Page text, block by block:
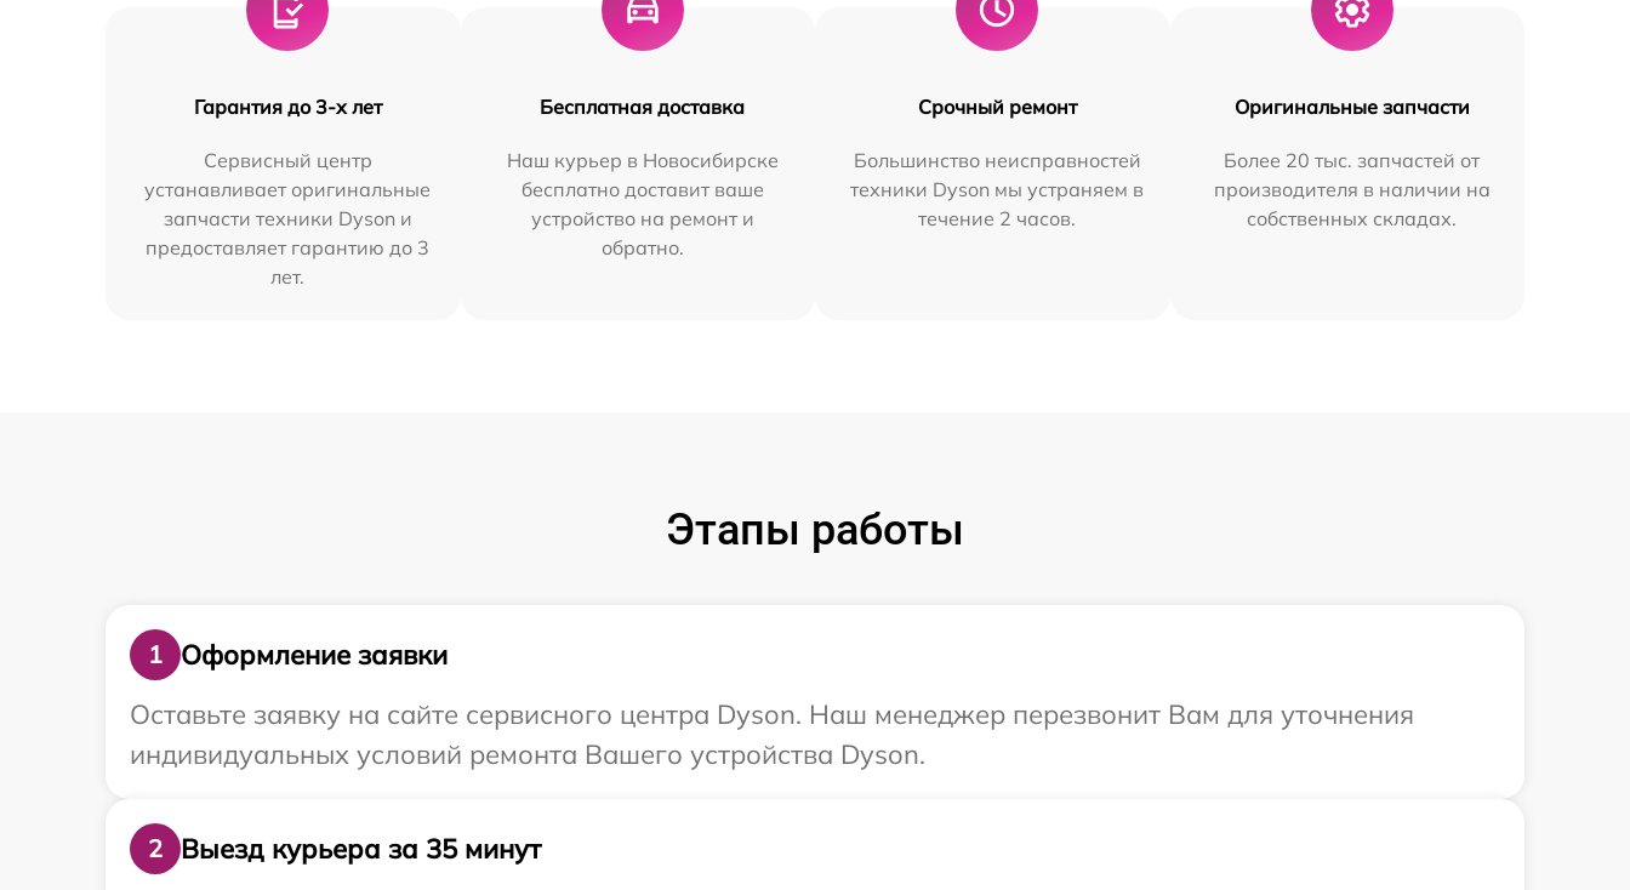
Гарантия до 3-х лет
Сервисный центр
устанавливает оригинальные
запчасти техники Dyson и
предоставляет гарантию до 3
лет.
Бесплатная доставка
Наш курьер в Новосибирске
бесплатно доставит ваше
устройство на ремонт и
обратно.
Срочный ремонт
Большинство неисправностей
техники Dyson мы устраняем в
течение 2 часов.
Оригинальные запчасти
Более 20 тыс. запчастей от
производителя в наличии на
собственных складах.
Этапы работы
1
Оформление заявки
Оставьте заявку на сайте сервисного центра Dyson. Наш менеджер перезвонит Вам для уточнения
индивидуальных условий ремонта Вашего устройства Dyson.
2
Выезд курьера за 35 минут